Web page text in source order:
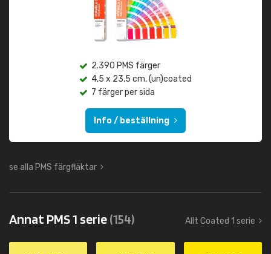
2.390 PMS färger
4,5 x 23,5 cm, (un)coated
7 färger per sida
Info / beställning
se alla PMS färgfläktar
Annat PMS 1 serie(154) Allt Coated 1 serie